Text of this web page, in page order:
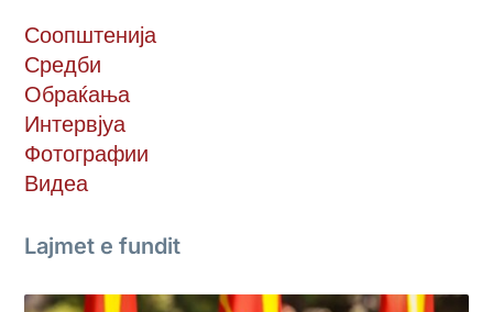
Соопштенија
Средби
Обраќања
Интервјуа
Фотографии
Видеа
Lajmet e fundit